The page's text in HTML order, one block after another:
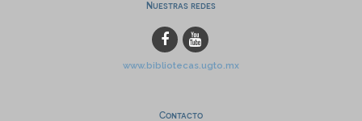
Nuestras redes
www.bibliotecas.ugto.mx
Contacto